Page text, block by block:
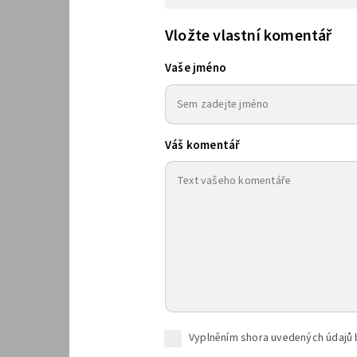
Vložte vlastní komentář
Vaše jméno
Váš komentář